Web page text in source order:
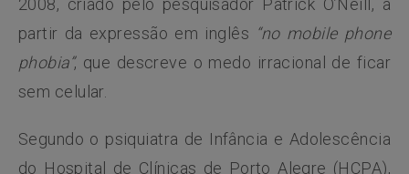
2008, criado pelo pesquisador Patrick O’Neill, a
partir da expressão em inglês “no mobile phone
phobia”, que descreve o medo irracional de ficar
sem celular.
Segundo o psiquiatra de Infância e Adolescência
do Hospital de Clínicas de Porto Alegre (HCPA),